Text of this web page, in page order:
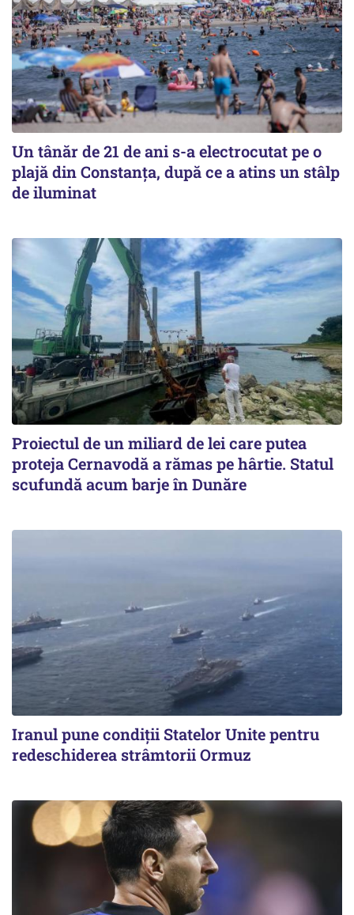
Un tânăr de 21 de ani s-a electrocutat pe o
plajă din Constanța, după ce a atins un stâlp
de iluminat
Proiectul de un miliard de lei care putea
proteja Cernavodă a rămas pe hârtie. Statul
scufundă acum barje în Dunăre
Iranul pune condiții Statelor Unite pentru
redeschiderea strâmtorii Ormuz